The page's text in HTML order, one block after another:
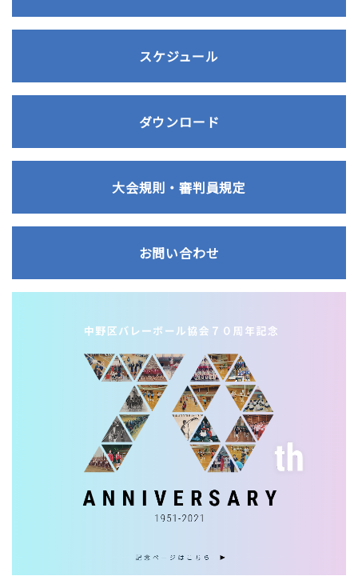
スケジュール
ダウンロード
大会規則・審判員規定
お問い合わせ